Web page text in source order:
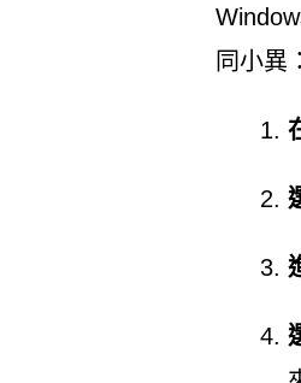
同小異：